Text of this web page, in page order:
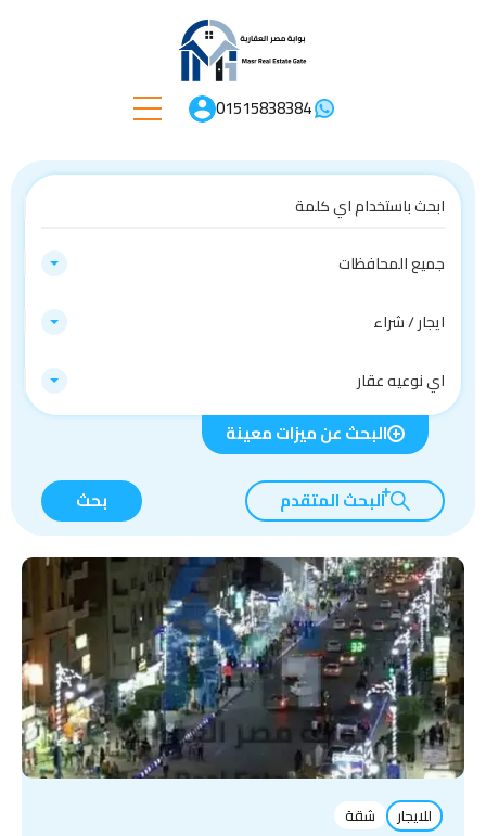
01515838384
جميع المحافظات
ايجار / شراء
اي نوعيه عقار
البحث عن ميزات معينة
البحث المتقدم بحث
للايجار شقة